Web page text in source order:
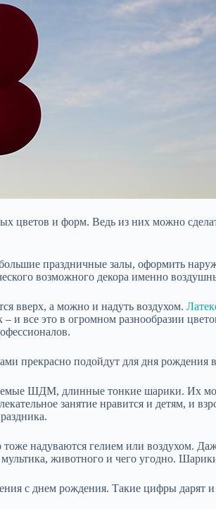
цветов и форм. Ведь из них можно
праздничные залы, оформить
возможного декора именно
вверх, а можно и надуть воздухом.
все это в огромном разнообразии
прекрасно подойдут для дня
ШДМ, длинные тонкие шарики. Их
занятие нравится и детям, и
тоже надуваются гелием или воздухом.
животного и чего угодно.
с днем рождения. Такие цифры